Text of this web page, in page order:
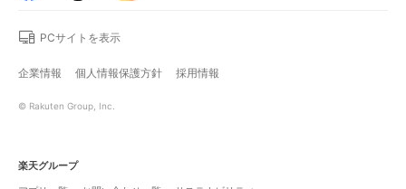
PCサイトを表示
企業情報 個人情報保護方針 採用情報
© Rakuten Group, Inc.
楽天グループ